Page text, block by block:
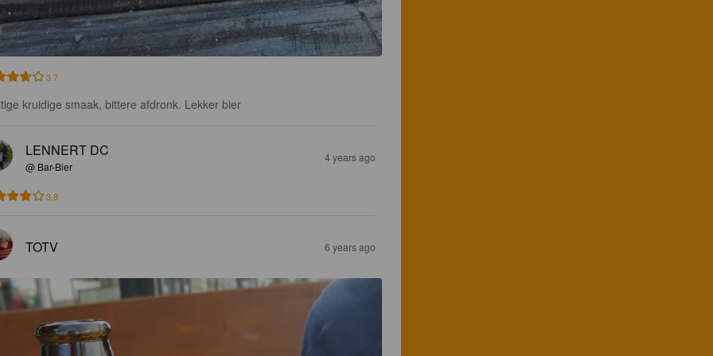
3.7
kruidige smaak, bittere afdronk. Lekker bier
LENNERT DC
@ Bar-Bier
4 years ago
3.8
TOTV 6 years ago